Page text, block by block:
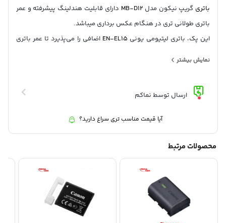
باتری گریپ نیکون مدلMB-D12 دارای قابلیت هندلینگ پیشرفته و عمر
باتری طولانی تری در هنگام عکس برداری میباشد.
این پک، باتری لیتیومی یونی EN-EL15 اضافی را می‌پذیرد تا عمر باتری
طراحی دستیگره عکاسی در جهت عمودی بسیار پیشرفته و راحت بوده و
همچنین ساختار ارگونومیک تری را برای دوربین فراهم می‌کند.
نمایش بیشتر
ارسال توسط نماکم
آیا قیمت مناسب تری سراغ دارید؟
محصولات مرتبط